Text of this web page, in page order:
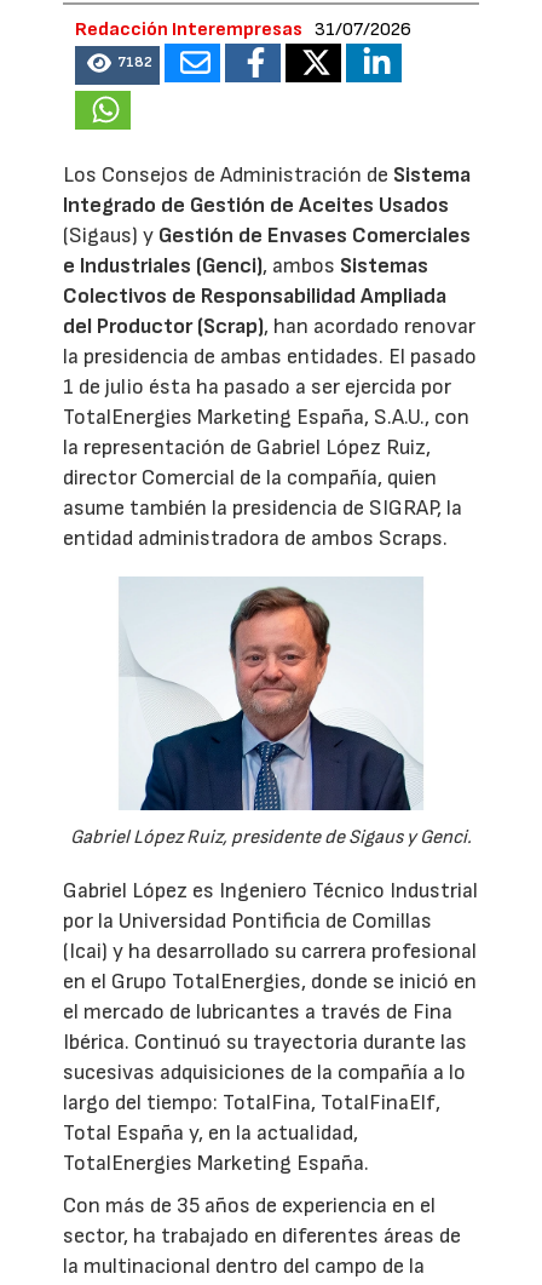
Redacción Interempresas 31/07/2026
7182
Los Consejos de Administración de Sistema
Integrado de Gestión de Aceites Usados
(Sigaus) y Gestión de Envases Comerciales
e Industriales (Genci), ambos Sistemas
Colectivos de Responsabilidad Ampliada
del Productor (Scrap), han acordado renovar
la presidencia de ambas entidades. El pasado
1 de julio ésta ha pasado a ser ejercida por
TotalEnergies Marketing España, S.A.U., con
la representación de Gabriel López Ruiz,
director Comercial de la compañía, quien
asume también la presidencia de SIGRAP, la
entidad administradora de ambos Scraps.
Gabriel López Ruiz, presidente de Sigaus y Genci.
Gabriel López es Ingeniero Técnico Industrial
por la Universidad Pontificia de Comillas
(Icai) y ha desarrollado su carrera profesional
en el Grupo TotalEnergies, donde se inició en
el mercado de lubricantes a través de Fina
Ibérica. Continuó su trayectoria durante las
sucesivas adquisiciones de la compañía a lo
largo del tiempo: TotalFina, TotalFinaElf,
Total España y, en la actualidad,
TotalEnergies Marketing España.
Con más de 35 años de experiencia en el
sector, ha trabajado en diferentes áreas de
la multinacional dentro del campo de la